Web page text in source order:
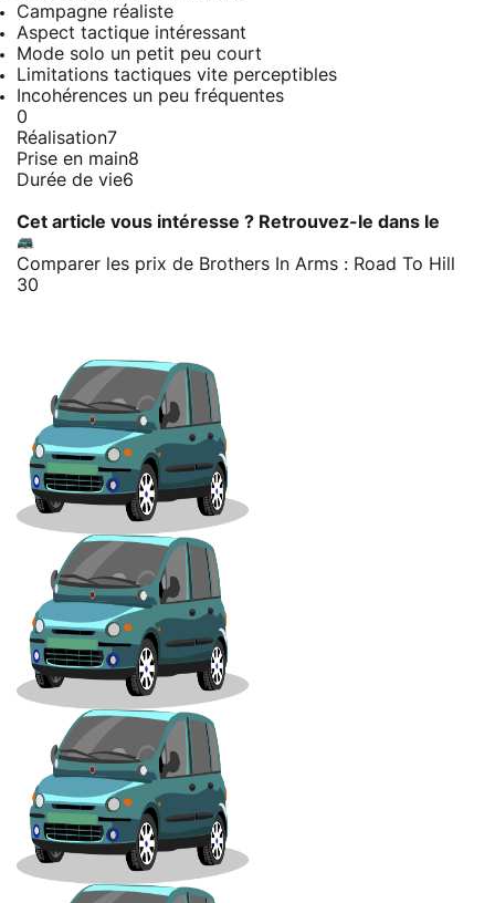
Campagne réaliste
Aspect tactique intéressant
Mode solo un petit peu court
Limitations tactiques vite perceptibles
Incohérences un peu fréquentes
0
Réalisation7
Prise en main8
Durée de vie6
Cet article vous intéresse ? Retrouvez-le dans le
Comparer les prix de Brothers In Arms : Road To Hill
30